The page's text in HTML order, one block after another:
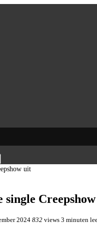
uit
single
2024832 views 3 minuten